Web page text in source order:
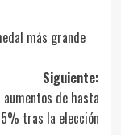
más grande
Siguiente:
de hasta
tras la elección